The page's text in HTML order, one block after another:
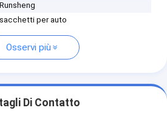
Runsheng
sacchetti per auto
Osservi più
Di Contatto